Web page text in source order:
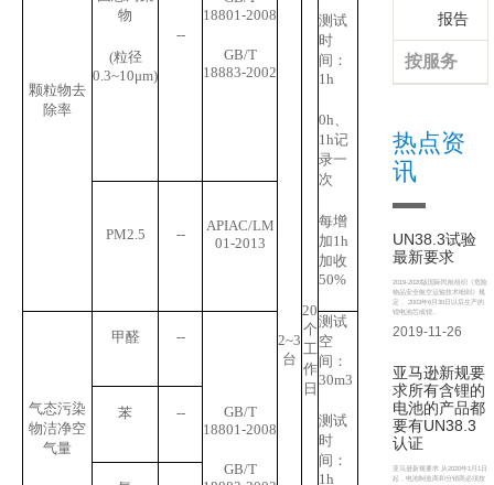
2~3
台
20
个
工
作
日
颗粒物去
除率
物
(粒径
0.3~10μm)
--
18801-2008
GB/T
18883-2002
测试
时
间：
1h
0h、
1h记
录一
次
每增
加1h
加收
50%
PM2.5 --
APIAC/LM
01-2013
气态污染
物洁净空
气量
甲醛 --
GB/T
18801-2008
GB/T
测试
空
间：
30m3
测试
时
间：
1h
苯 --
报告
按服务
热点资
讯
UN38.3试验
最新要求
2019-2020版国际民航组织《危险
物品安全航空运输技术细则》规
定， 2003年6月30日以后生产的
锂电池芯或锂..
2019-11-26
亚马逊新规要
求所有含锂的
电池的产品都
要有UN38.3
认证
亚马逊新规要求 从2020年1月1日
起，电池制造商和分销商必须按